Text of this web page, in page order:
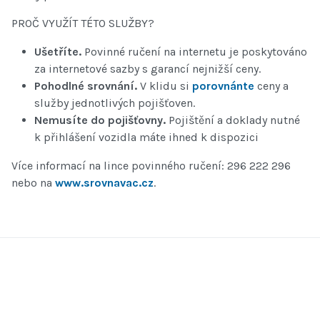
PROČ VYUŽÍT TÉTO SLUŽBY?
Ušetříte. Povinné ručení na internetu je poskytováno
za internetové sazby s garancí nejnižší ceny.
Pohodlné srovnání. V klidu si porovnánte ceny a
služby jednotlivých pojišťoven.
Nemusíte do pojišťovny. Pojištění a doklady nutné
k přihlášení vozidla máte ihned k dispozici
Více informací na lince povinného ručení: 296 222 296
nebo na www.srovnavac.cz.